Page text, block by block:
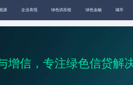
源 企业表现 绿色供应链 绿色金融 城市
增信 ，专注绿色信贷解